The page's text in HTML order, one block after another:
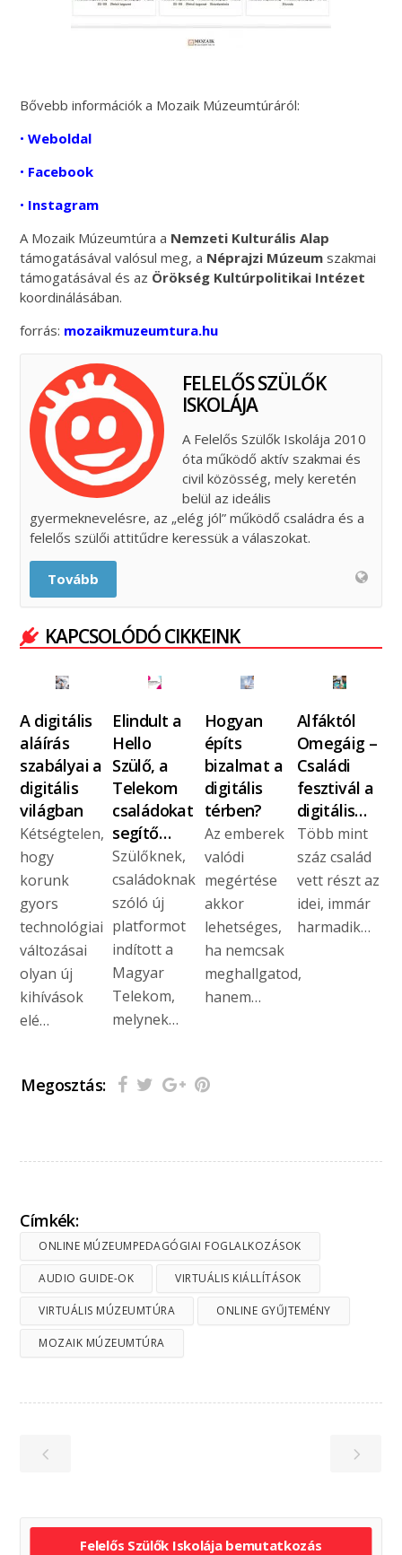
Bővebb információk a Mozaik Múzeumtúráról:
•Weboldal
• Facebook
• Instagram
A Mozaik Múzeumtúra a Nemzeti Kulturális Alap
támogatásával valósul meg, a Néprajzi Múzeum szakmai
támogatásával és az Örökség Kultúrpolitikai Intézet
koordinálásában.
forrás: mozaikmuzeumtura.hu
FELELŐS SZÜLŐK
ISKOLÁJA
A Felelős Szülők Iskolája 2010
óta működő aktív szakmai és
civil közösség, mely keretén
belül az ideális
gyermeknevelésre, az „elég jól” működő családra és a
felelős szülői attitűdre keressük a válaszokat.
Tovább
KAPCSOLÓDÓ CIKKEINK
A digitális
aláírás
szabályai a
digitális
világban
Kétségtelen,
hogy
korunk
gyors
technológiai
változásai
olyan új
kihívások
elé…
Elindult a
Hello
Szülő, a
Telekom
családokat
segítő…
Szülőknek,
családoknak
szóló új
platformot
indított a
Magyar
Telekom,
melynek…
Hogyan
építs
bizalmat a
digitális
térben?
Az emberek
valódi
megértése
akkor
lehetséges,
ha nemcsak
meghallgatod,
hanem…
Alfáktól
Omegáig –
Családi
fesztivál a
digitális…
Több mint
száz család
vett részt az
idei, immár
harmadik…
Megosztás:
Címkék:
ONLINE MÚZEUMPEDAGÓGIAI FOGLALKOZÁSOK
AUDIO GUIDE-OK VIRTUÁLIS KIÁLLÍTÁSOK
VIRTUÁLIS MÚZEUMTÚRA ONLINE GYŰJTEMÉNY
MOZAIK MÚZEUMTÚRA
Felelős Szülők Iskolája bemutatkozás